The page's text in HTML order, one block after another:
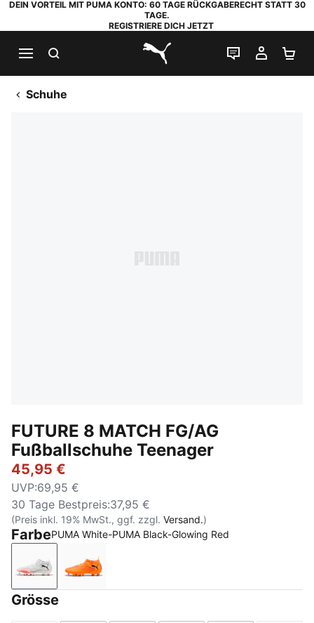
DEIN VORTEIL MIT PUMA KONTO: 60 TAGE RÜCKGABERECHT STATT 30
TAGE.
REGISTRIERE DICH JETZT
PUMA.com
LIVE-CHAT
MEIN
Schuhe
FUTURE 8 MATCH FG/AG
Fußballschuhe Teenager
45,95 €
UVP:69,95 €
30 Tage Bestpreis:37,95 €
(Preis inkl. 19% MwSt., ggf. zzgl. Versand.)
FarbePUMA White-PUMA Black-Glowing Red
PUMA White-PUMA Black-Glowing Red
Heat Fire-PUMA Black-Ravish
Grösse